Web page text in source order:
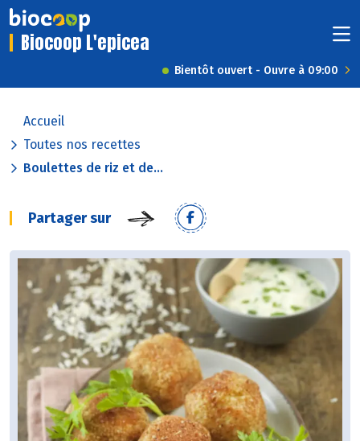
Biocoop L'epicea
Bientôt ouvert - Ouvre à 09:00
Accueil
Toutes nos recettes
Boulettes de riz et de...
Partager sur